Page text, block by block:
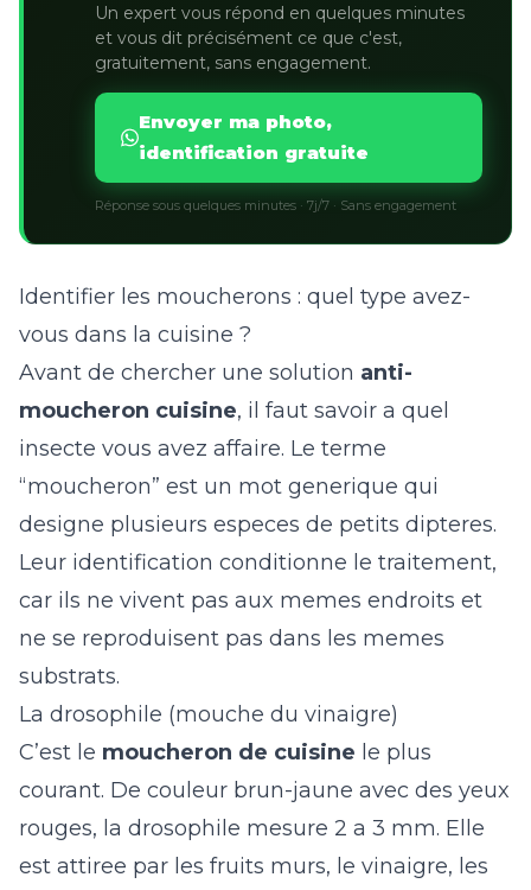
Un expert vous répond en quelques minutes
et vous dit précisément ce que c'est,
gratuitement, sans engagement.
Envoyer ma photo,
identification gratuite
Réponse sous quelques minutes · 7j/7 · Sans engagement
Identifier les moucherons : quel type avez-
vous dans la cuisine ?
Avant de chercher une solution anti-
moucheron cuisine, il faut savoir a quel
insecte vous avez affaire. Le terme
“moucheron” est un mot generique qui
designe plusieurs especes de petits dipteres.
Leur identification conditionne le traitement,
car ils ne vivent pas aux memes endroits et
ne se reproduisent pas dans les memes
substrats.
La drosophile (mouche du vinaigre)
C’est le moucheron de cuisine le plus
courant. De couleur brun-jaune avec des yeux
rouges, la drosophile mesure 2 a 3 mm. Elle
est attiree par les fruits murs, le vinaigre, les